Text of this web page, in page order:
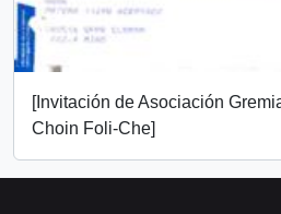
[Invitación de Asociación
Choin Foli-Che]